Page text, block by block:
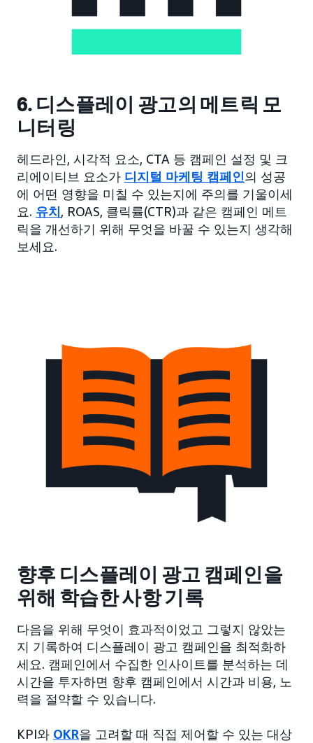
6. 디스플레이 광고의 메트릭 모
니터링
헤드라인, 시각적 요소, CTA 등 캠페인 설정 및 크
리에이티브 요소가 디지털 마케팅 캠페인의 성공
에 어떤 영향을 미칠 수 있는지에 주의를 기울이세
요. 유치, ROAS, 클릭률(CTR)과 같은 캠페인 메트
릭을 개선하기 위해 무엇을 바꿀 수 있는지 생각해
보세요.
향후 디스플레이 광고 캠페인을
위해 학습한 사항 기록
다음을 위해 무엇이 효과적이었고 그렇지 않았는
지 기록하여 디스플레이 광고 캠페인을 최적화하
세요. 캠페인에서 수집한 인사이트를 분석하는 데
시간을 투자하면 향후 캠페인에서 시간과 비용, 노
력을 절약할 수 있습니다.
KPI와 OKR을 고려할 때 직접 제어할 수 있는 대상